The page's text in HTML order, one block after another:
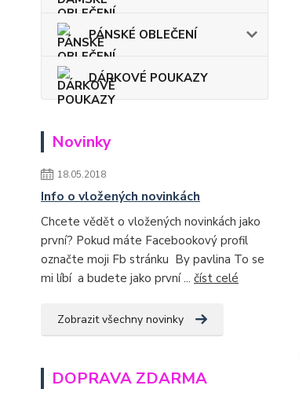
PÁNSKÉ OBLEČENÍ
DÁRKOVÉ POUKAZY
Novinky
18.05.2018
Info o vložených novinkách
Chcete vědět o vložených novinkách jako
první? Pokud máte Facebookový profil
označte moji Fb stránku By pavlina To se
mi líbí a budete jako první ... číst celé
Zobrazit všechny novinky
DOPRAVA ZDARMA